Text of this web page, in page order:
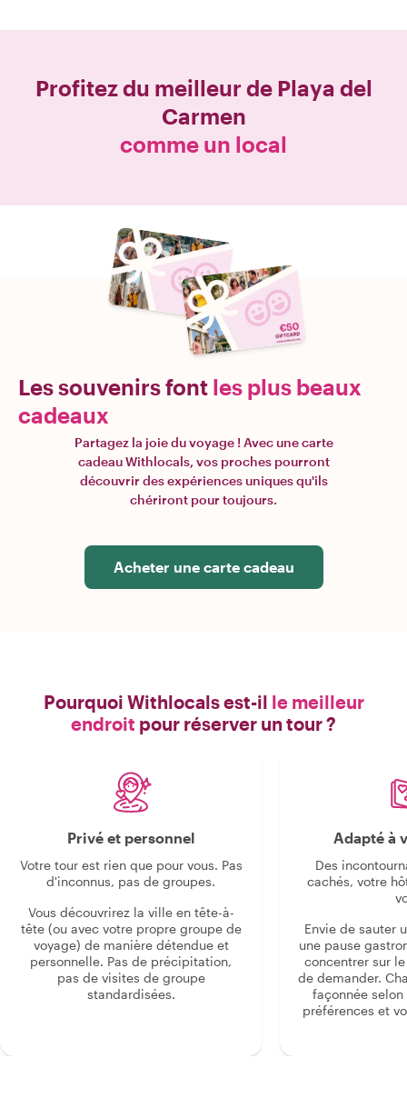
Profitez du meilleur de Playa del
Carmen
comme un local
Les souvenirs font les plus beaux
cadeaux
Partagez la joie du voyage ! Avec une carte
cadeau Withlocals, vos proches pourront
découvrir des expériences uniques qu'ils
chériront pour toujours.
Acheter une carte cadeau
Pourquoi Withlocals est-il le meilleur
endroit pour réserver un tour ?
Privé et personnel
Votre tour est rien que pour vous. Pas
d'inconnus, pas de groupes.
Vous découvrirez la ville en tête-à-
tête (ou avec votre propre groupe de
voyage) de manière détendue et
personnelle. Pas de précipitation,
pas de visites de groupe
standardisées.
Adapté à
Des
cachés, votre
Envie de sauter
une pause
concentrer sur
de demander.
façonnée
préférences et